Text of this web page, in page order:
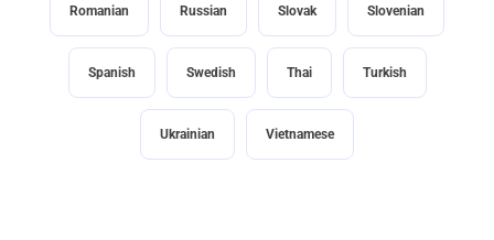
Romanian Russian Slovak Slovenian
Spanish Swedish Thai Turkish
Ukrainian Vietnamese